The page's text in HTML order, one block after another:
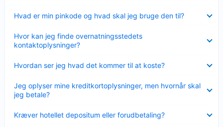
Hvad er min pinkode og hvad skal jeg bruge den til?
Hvor kan jeg finde overnatningsstedets
kontaktoplysninger?
Hvordan ser jeg hvad det kommer til at koste?
Jeg oplyser mine kreditkortoplysninger, men hvornår skal
jeg betale?
Kræver hotellet depositum eller forudbetaling?